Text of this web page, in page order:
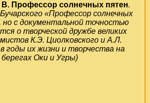
В. Профессор солнечных пятен.
«Профессор солнечных
но с документальной точностью
о творческой дружбе великих
К.Э. Циолковского и А.Л.
годы их жизни и творчества на
берегах Оки и Угры)